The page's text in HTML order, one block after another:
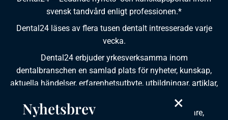
svensk tandvård enligt professionen.*
Dental24 läses av flera tusen dentalt intresserade varje
vecka.
Dental24 erbjuder yrkesverksamma inom
dentalbranschen en samlad plats för nyheter, kunskap,
aktuella händelser, erfarenhetsutbyte, utbildningar, artiklar,
Dental24 produceras i samverkan med tandläkare,
×
Nyhetsbrev